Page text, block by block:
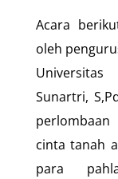
Acara
oleh
Sunartri,
cinta tanah
para